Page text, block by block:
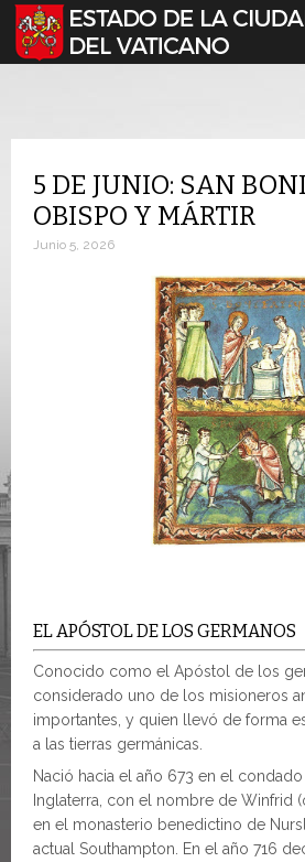
Seleccione su idioma
5 DE JUNIO: SAN
OBISPO Y MÁRTIR
Junio 5, 2026
EL APÓSTOL DE LOS GERMANOS
Conocido como el Apóstol de los
considerado uno de los misioneros
importantes, y quien llevó de forma
a las tierras germánicas.
Nació hacia el año 673 en el
Inglaterra, con el nombre de Winfrid
en el monasterio benedictino de
actual Southampton. En el año 716